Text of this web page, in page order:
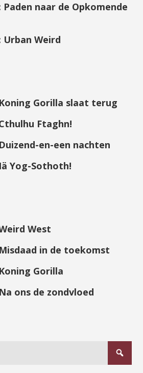
Paden naar de Opkomende
Urban Weird
Gorilla slaat terug
Ftaghn!
en-een nachten
Yog-Sothoth!
West
in de toekomst
Gorilla
ons de zondvloed